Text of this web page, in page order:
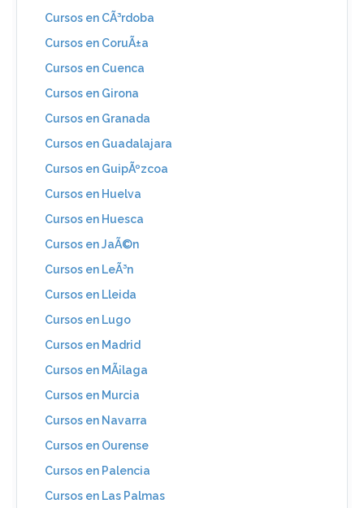
Cursos en CÃ³rdoba
Cursos en CoruÃ±a
Cursos en Cuenca
Cursos en Girona
Cursos en Granada
Cursos en Guadalajara
Cursos en GuipÃºzcoa
Cursos en Huelva
Cursos en Huesca
Cursos en JaÃ©n
Cursos en LeÃ³n
Cursos en Lleida
Cursos en Lugo
Cursos en Madrid
Cursos en MÃ¡laga
Cursos en Murcia
Cursos en Navarra
Cursos en Ourense
Cursos en Palencia
Cursos en Las Palmas